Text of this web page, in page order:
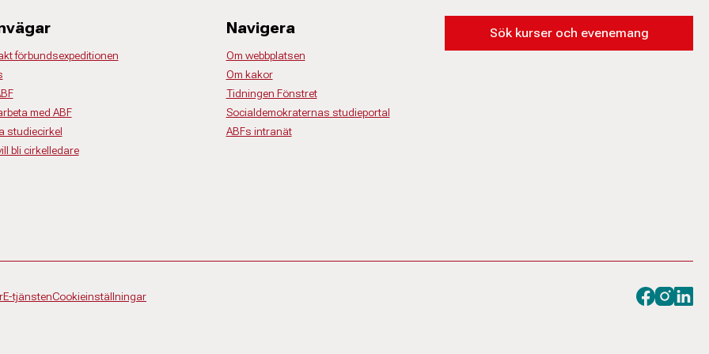
förbundsexpeditionen
med ABF
studiecirkel
bli cirkelledare
Navigera
Om webbplatsen
Om kakor
Tidningen Fönstret
Socialdemokraternas studieportal
ABFs intranät
Sök kurser och evenemang
E-tjänstenCookieinställningar Besök oss
Besök